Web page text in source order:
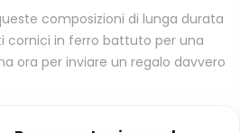
composizioni di lunga durata
cornici in ferro battuto per una
ora per inviare un regalo davvero